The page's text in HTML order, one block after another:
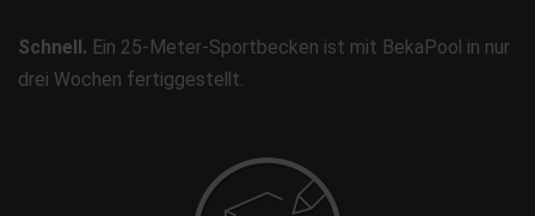
Schnell. Ein 25-Meter-Sportbecken ist mit BekaPool in nur
drei Wochen fertiggestellt.